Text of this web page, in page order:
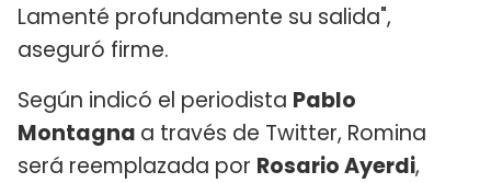
Lamenté profundamente su salida",
aseguró firme.
Según indicó el periodista Pablo
Montagna a través de Twitter, Romina
será reemplazada por Rosario Ayerdi,